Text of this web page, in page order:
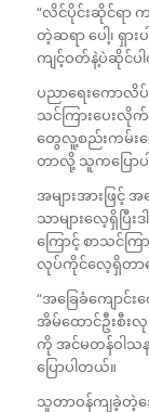
“လိင်ပိုင်းဆိုင်ရာ
တဲ့ဆရာ ပေါ့၊ ရှာ
ကျင့်ဝတ်နဲ့ပဲဆိုင်ပ
ပညာရေးကောလိ
သင်ကြားပေးလို
တွေလူ့စည်းကမ်း
တာလို့ သူကပြော
အများအားဖြင့်
သာများလေ့ရှိပြီ
ကြောင့် စာသင်က
လုပ်ကိုင်လေ့ရှိတာ
“အခြေခံကျောင်
အိမ်ထောင်ဦးစီး
ကို အင်မတန်ဝါသ
ပြောပါတယ်။
သူတာဝန်ကျခဲ့တဲ့